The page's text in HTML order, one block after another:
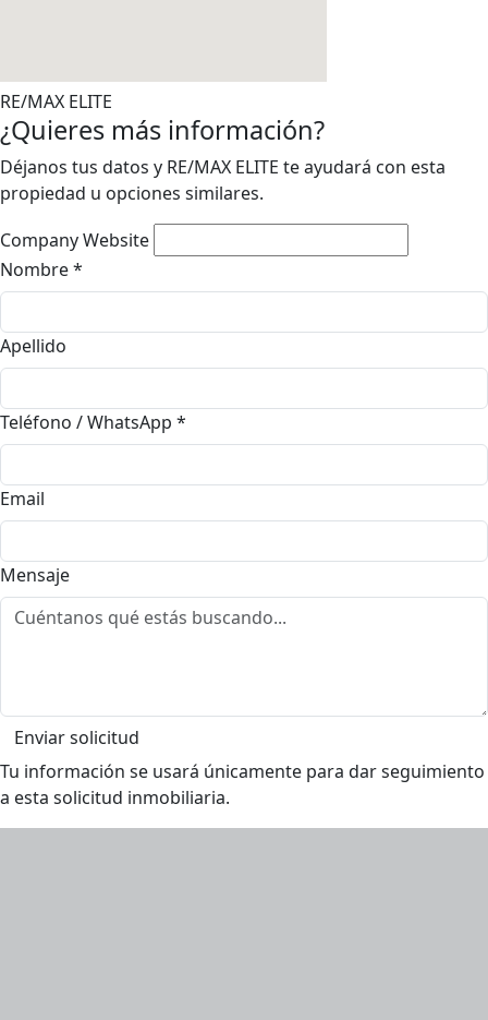
RE/MAX ELITE
¿Quieres más información?
Déjanos tus datos y RE/MAX ELITE te ayudará con esta
propiedad u opciones similares.
Company Website
Nombre*
Apellido
Teléfono / WhatsApp *
Email
Mensaje
Enviar solicitud
Tu información se usará únicamente para dar seguimiento
a esta solicitud inmobiliaria.